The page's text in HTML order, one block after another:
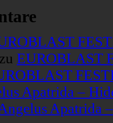
zu EUROBLAST
Apatrida –
Apatrida